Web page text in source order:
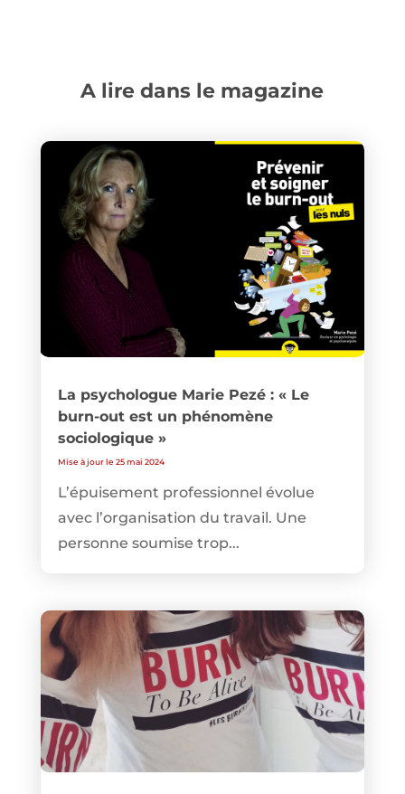
A lire dans le magazine
La psychologue Marie Pezé : « Le
burn-out est un phénomène
sociologique »
Mise à jour le 25 mai 2024
L’épuisement professionnel évolue
avec l’organisation du travail. Une
personne soumise trop...